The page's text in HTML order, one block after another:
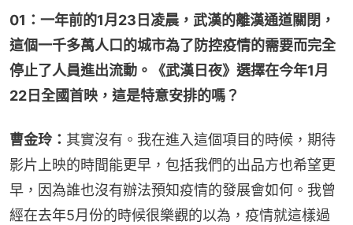
01：一年前的1月23日凌晨，武漢的離漢通道關閉，
這個一千多萬人口的城市為了防控疫情的需要而完全
停止了人員進出流動。《武漢日夜》選擇在今年1月
22日全國首映，這是特意安排的嗎？
曹金玲： 其實沒有。我在進入這個項目的時候，期待
影片上映的時間能更早，包括我們的出品方也希望更
早，因為誰也沒有辦法預知疫情的發展會如何。我曾
經在去年5月份的時候很樂觀的以為，疫情就這樣過